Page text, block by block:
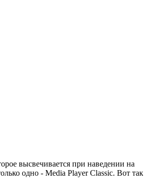
высвечивается при наведении на
одно - Media Player Classic. Вот так